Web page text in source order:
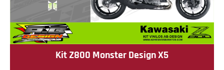
Kit Z800 Monster Design X5